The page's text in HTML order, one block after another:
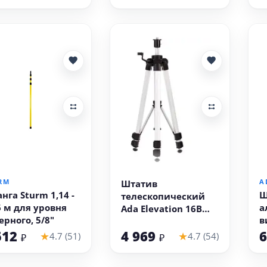
Sturm 1,14 -
м для уровня
5/8"
₽ ★4.7 (51)
В корзину
Штатив
телескопический
Ada Elevation 16B
дюйма)
4 969 ₽ ★4.7 (54)